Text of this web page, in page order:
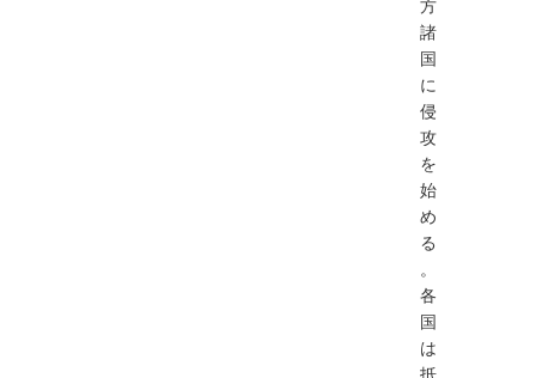
⽅
諸
国
に
侵
攻
を
始
め
る
。
各
国
は